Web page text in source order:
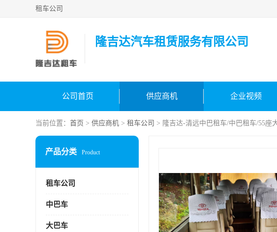
租车公司
隆吉达汽车租赁服务有限公司
公司首页 供应商机 企业视频
当前位置： 首页 > 供应商机 > 租车公司 > 隆吉达-清远中巴租车/中巴租车/55座
产品分类 Product
租车公司
中巴车
大巴车